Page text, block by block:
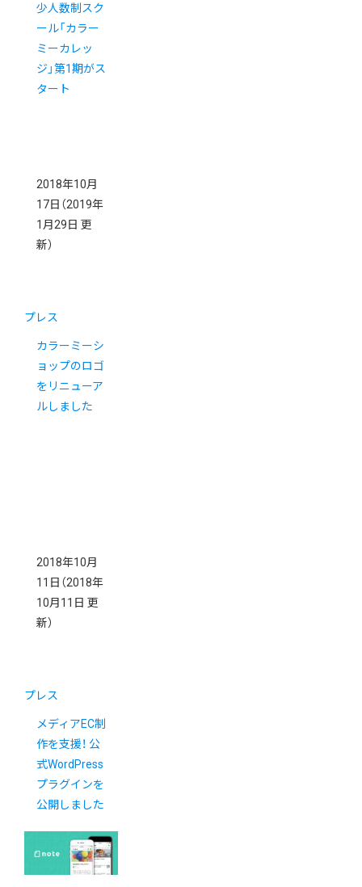
少人数制スク
ール「カラー
ミーカレッ
ジ」第1期がス
タート
2018年10月
17日 （2019年
1月29日 更
新）
プレス
カラーミーシ
ョップのロゴ
をリニューア
ルしました
2018年10月
11日 （2018年
10月11日 更
新）
プレス
メディアEC制
作を支援！ 公
式WordPress
プラグインを
公開しました